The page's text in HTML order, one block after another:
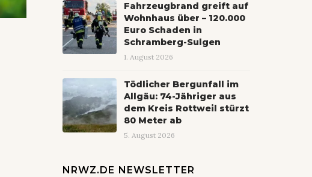
Fahrzeugbrand greift auf
Wohnhaus über – 120.000
Euro Schaden in
Schramberg-Sulgen
1. August 2026
Tödlicher Bergunfall im
Allgäu: 74-Jähriger aus
dem Kreis Rottweil stürzt
80 Meter ab
5. August 2026
NRWZ.DE NEWSLETTER